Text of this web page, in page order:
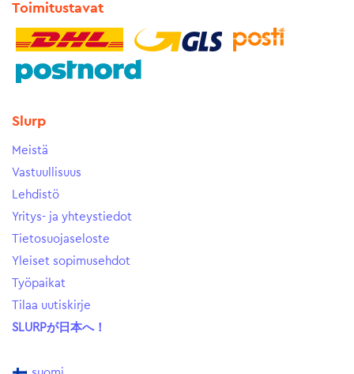
Toimitustavat
Slurp
Meistä
Vastuullisuus
Lehdistö
Yritys- ja yhteystiedot
Tietosuojaseloste
Yleiset sopimusehdot
Työpaikat
Tilaa uutiskirje
SLURPが日本へ！